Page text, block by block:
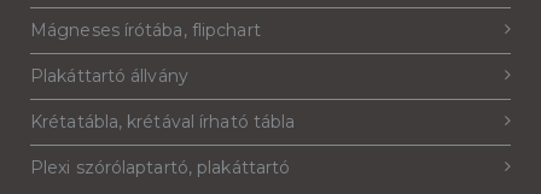
Mágneses írótába, flipchart
Plakáttartó állvány
Krétatábla, krétával írható tábla
Plexi szórólaptartó, plakáttartó